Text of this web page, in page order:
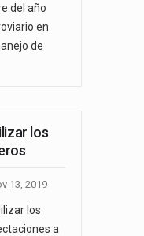
del año
en
de
los
13, 2019
los
a